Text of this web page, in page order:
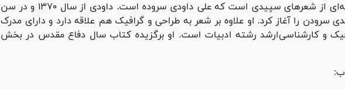
کتاب «توجه» مجموعه‌ای از شعر‌های سپیدی است که علی داودی سروده است. داودی از سال ۱۳۷۰ و در سن
سرودن را آغاز کرد. او علاوه بر شعر به طراحی و گرافیک هم علاقه دارد و دارای مدرک
و کارشناسی‌ارشد رشته ادبیات است. او برگزیده کتاب سال دفاع مقدس در بخش